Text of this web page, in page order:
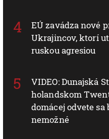
EÚ zavádza nové
Ukrajincov, ktorí
ruskou agresiou
VIDEO: Dunajská
holandskom
domácej odvete sa
nemožné